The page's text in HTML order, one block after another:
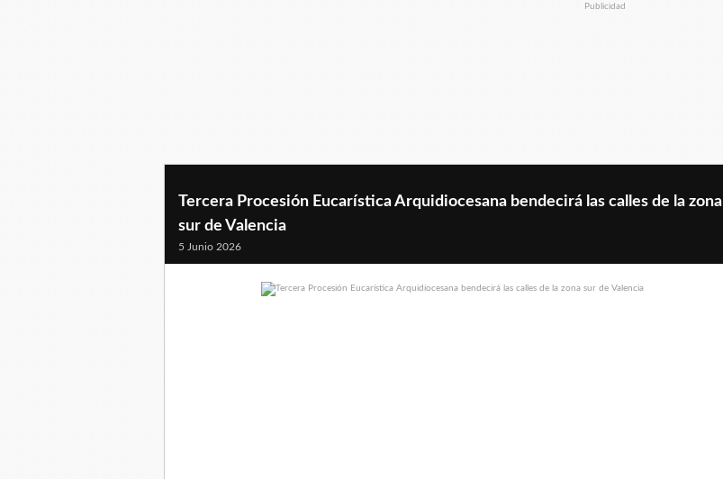
Publicidad
Tercera Procesión Eucarística Arquidiocesana bendecirá las calles de la zona
sur de Valencia
5 Junio 2026